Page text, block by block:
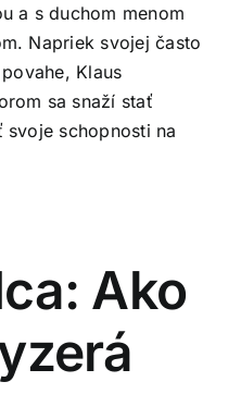
a s duchom menom
Napriek svojej často
Klaus
sa snaží stať
schopnosti na
Ako